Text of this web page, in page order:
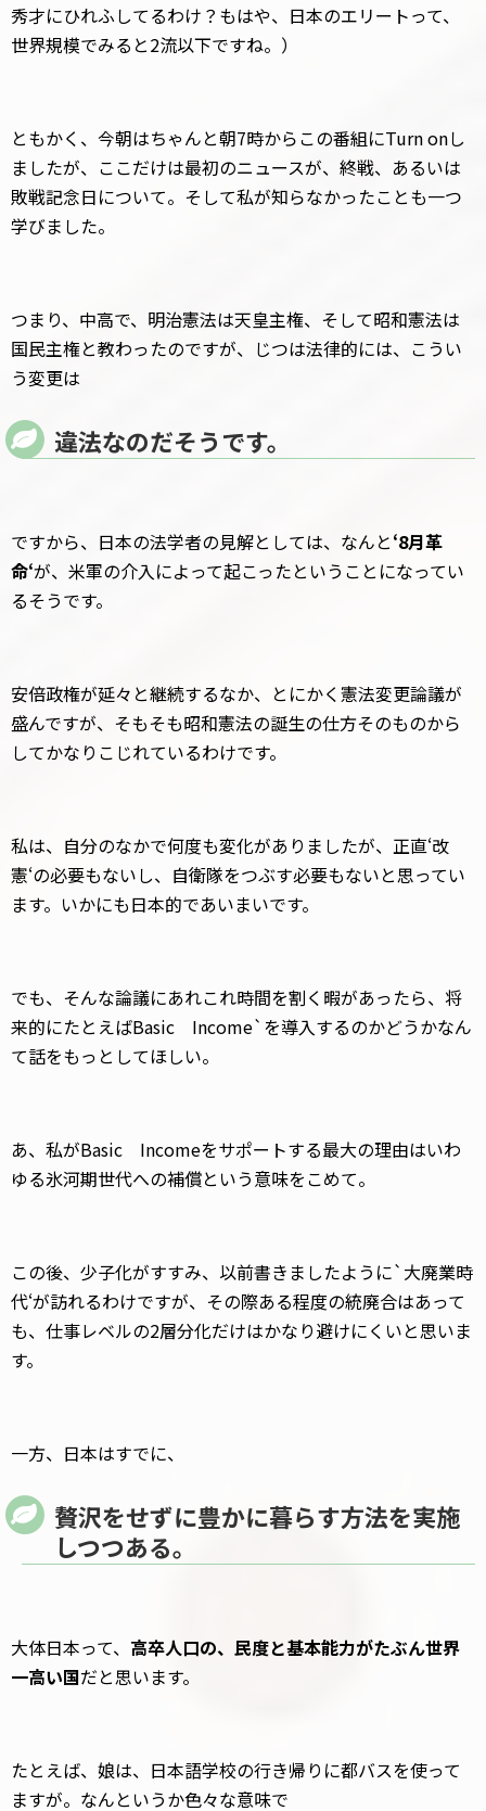
秀才にひれふしてるわけ？もはや、日本のエリートって、
世界規模でみると2流以下ですね。）
ともかく、今朝はちゃんと朝7時からこの番組にTurn onし
ましたが、ここだけは最初のニュースが、終戦、あるいは
敗戦記念日について。そして私が知らなかったことも一つ
学びました。
つまり、中高で、明治憲法は天皇主権、そして昭和憲法は
国民主権と教わったのですが、じつは法律的には、こうい
う変更は
違法なのだそうです。
ですから、日本の法学者の見解としては、なんと‘8月革
命‘が、米軍の介入によって起こったということになってい
るそうです。
安倍政権が延々と継続するなか、とにかく憲法変更論議が
盛んですが、そもそも昭和憲法の誕生の仕方そのものから
してかなりこじれているわけです。
私は、自分のなかで何度も変化がありましたが、正直‘改
憲‘の必要もないし、自衛隊をつぶす必要もないと思ってい
ます。いかにも日本的であいまいです。
でも、そんな論議にあれこれ時間を割く暇があったら、将
来的にたとえばBasic Income`を導入するのかどうかなん
て話をもっとしてほしい。
あ、私がBasic Incomeをサポートする最大の理由はいわ
ゆる氷河期世代への補償という意味をこめて。
この後、少子化がすすみ、以前書きましたように`大廃業時
代‘が訪れるわけですが、その際ある程度の統廃合はあって
も、仕事レベルの2層分化だけはかなり避けにくいと思いま
す。
一方、日本はすでに、
贅沢をせずに豊かに暮らす方法を実施
しつつある。
大体日本って、 高卒人口の、民度と基本能力がたぶん世界
一高い国だと思います。
たとえば、娘は、日本語学校の行き帰りに都バスを使って
ますが。なんというか色々な意味で